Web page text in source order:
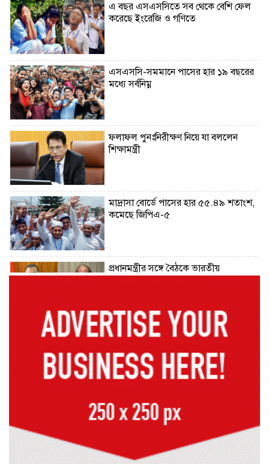
এ বছর এসএসসিতে সব থেকে বেশি ফেল
করেছে ইংরেজি ও গণিতে
এসএসসি-সমমানে পাসের হার ১৯ বছরের
মধ্যে সর্বনিম্ন
ফলাফল পুনঃনিরীক্ষণ নিয়ে যা বললেন
শিক্ষামন্ত্রী
মাদ্রাসা বোর্ডে পাসের হার ৫৫.৪৯ শতাংশ,
কমেছে জিপিএ-৫
প্রধানমন্ত্রীর সঙ্গে বৈঠকে ভারতীয়
২৯ কারিগরি শিক্ষাপ্রতিষ্ঠানের কোনো
৩১২টি প্রতিষ্ঠানের সব শিক্ষার্থীই ফেল